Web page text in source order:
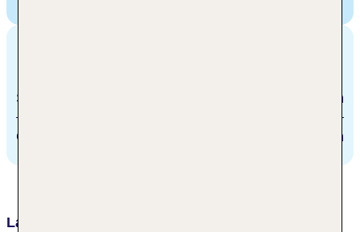
320 m
5.0 km
Lage & Umgebung